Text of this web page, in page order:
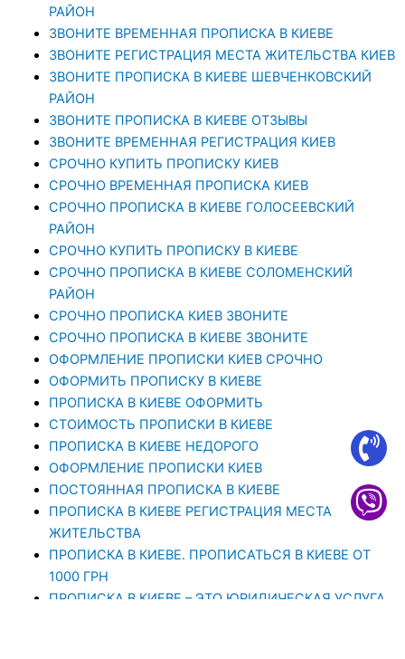
РАЙОН
ЗВОНИТЕ ВРЕМЕННАЯ ПРОПИСКА В КИЕВЕ
ЗВОНИТЕ РЕГИСТРАЦИЯ МЕСТА ЖИТЕЛЬСТВА КИЕВ
ЗВОНИТЕ ПРОПИСКА В КИЕВЕ ШЕВЧЕНКОВСКИЙ
РАЙОН
ЗВОНИТЕ ПРОПИСКА В КИЕВЕ ОТЗЫВЫ
ЗВОНИТЕ ВРЕМЕННАЯ РЕГИСТРАЦИЯ КИЕВ
СРОЧНО КУПИТЬ ПРОПИСКУ КИЕВ
СРОЧНО ВРЕМЕННАЯ ПРОПИСКА КИЕВ
СРОЧНО ПРОПИСКА В КИЕВЕ ГОЛОСЕЕВСКИЙ
РАЙОН
СРОЧНО КУПИТЬ ПРОПИСКУ В КИЕВЕ
CРОЧНО ПРОПИСКА В КИЕВЕ СОЛОМЕНСКИЙ
РАЙОН
СРОЧНО ПРОПИСКА КИЕВ ЗВОНИТЕ
СРОЧНО ПРОПИСКА В КИЕВЕ ЗВОНИТЕ
ОФОРМЛЕНИЕ ПРОПИСКИ КИЕВ СРОЧНО
ОФОРМИТЬ ПРОПИСКУ В КИЕВЕ
ПРОПИСКА В КИЕВЕ ОФОРМИТЬ
СТОИМОСТЬ ПРОПИСКИ В КИЕВЕ
ПРОПИСКА В КИЕВЕ НЕДОРОГО
ОФОРМЛЕНИЕ ПРОПИСКИ КИЕВ
ПОСТОЯННАЯ ПРОПИСКА В КИЕВЕ
ПРОПИСКА В КИЕВЕ РЕГИСТРАЦИЯ МЕСТА
ЖИТЕЛЬСТВА
ПРОПИСКА В КИЕВЕ. ПРОПИСАТЬСЯ В КИЕВЕ ОТ
1000 ГРН
ПРОПИСКА В КИЕВЕ – ЭТО ЮРИДИЧЕСКАЯ УСЛУГА,